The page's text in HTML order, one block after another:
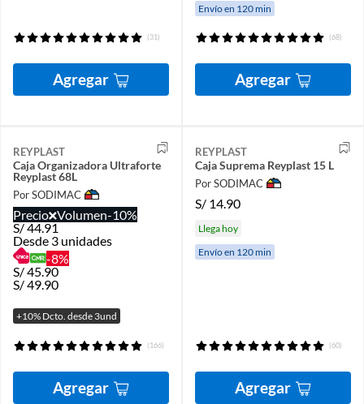
(31)
Agregar
Envío en 120 min
(68)
Agregar
REYPLAST
Caja Organizadora Ultraforte
Reyplast 68L
Por SODIMAC
Precio Volumen-10%
S/44.91
Desde 3 unidades
-8%
S/45.90
S/49.90
+10% Dcto. desde 3und
(166)
Agregar
REYPLAST
Caja Suprema Reyplast 15 L
Por SODIMAC
S/ 14.90
Llega hoy
Envío en 120 min
(60)
Agregar